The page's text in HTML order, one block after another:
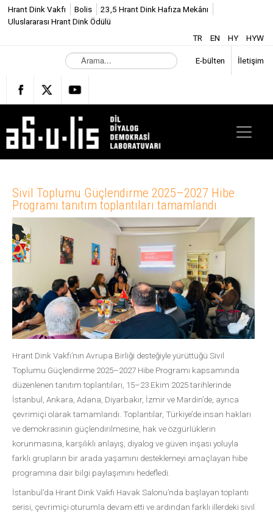
Hrant Dink Vakfı Bolis
23,5 Hrant Dink Hafıza Mekânı
Uluslararası Hrant Dink Ödülü
TR
EN HY HYW
A
r
m
a
.
E-bülten İletişim
Sivil Toplumu Güçlendirme 2025–2027 Hibe
Programı tanıtım toplantıları tamamlandı
Hrant Dink Vakfı’nın Avrupa Birliği desteğiyle yürüttüğü Sivil
Toplumu Güçlendirme 2025–2027 Hibe Programı kapsamında
düzenlenen tanıtım toplantıları, 15–23 Ekim 2025 tarihlerinde
İstanbul, Ankara, Adana, Diyarbakır, İzmir ve Mardin’de, ayrıca
çevrimiçi olarak tamamlandı. Toplantılar, Türkiye’de insan hakları
ve demokrasinin güçlendirilmesine, hak ve özgürlüklerin
korunmasına, karşılıklı anlayış, diyalog ve güven inşası yoluyla
farklı grupların bir arada yaşamını desteklemeyi amaçlayan hibe
programına dair bilgi paylaşımını hedefledi.
İstanbul’da Hrant Dink Vakfı Havak Salonu’nda başlayan toplantı
serisi, çevrimiçi oturumla devam etti ve ardından farklı illerdeki sivil